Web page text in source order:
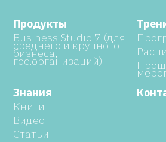
Продукты
Business Studio 7 (для
среднего и крупного
бизнеса,
гос.организаций)
Знания
Книги
Видео
Статьи